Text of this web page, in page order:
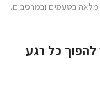
בטעמים ובמרכיבים.
כל רגע